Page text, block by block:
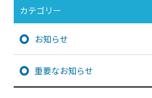
カテゴリー
お知らせ
重要なお知らせ